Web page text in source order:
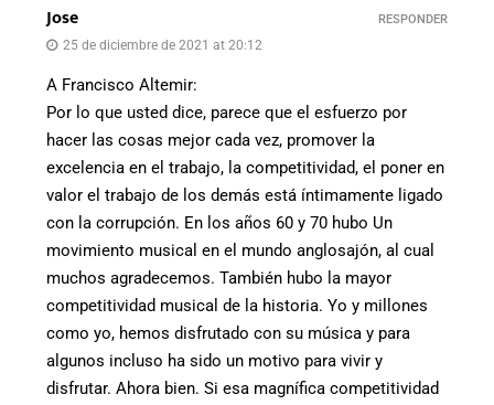
Jose
25 de diciembre de 2021 at 20:12
A Francisco Altemir:
Por lo que usted dice, parece que el esfuerzo por
hacer las cosas mejor cada vez, promover la
excelencia en el trabajo, la competitividad, el poner en
valor el trabajo de los demás está íntimamente ligado
con la corrupción. En los años 60 y 70 hubo Un
movimiento musical en el mundo anglosajón, al cual
muchos agradecemos. También hubo la mayor
competitividad musical de la historia. Yo y millones
como yo, hemos disfrutado con su música y para
algunos incluso ha sido un motivo para vivir y
disfrutar. Ahora bien. Si esa magnífica competitividad
RESPONDER